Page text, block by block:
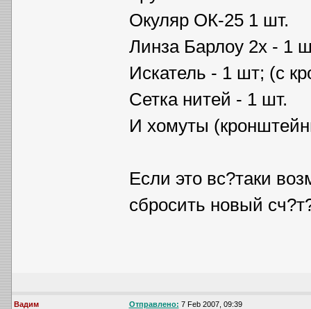
Окуляр ОК-25 1 шт.
Линза Барлоу 2х - 1
Искатель - 1 шт; (с
Сетка нитей - 1 шт.
И хомуты
Если это вс?таки
сбросить новый
Вадим Отправлено: 7 Feb 2007, 09:39